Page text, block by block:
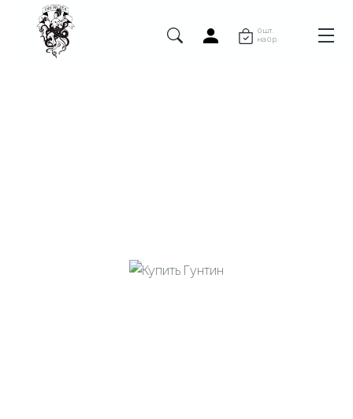
0 шт.
на 0 р.